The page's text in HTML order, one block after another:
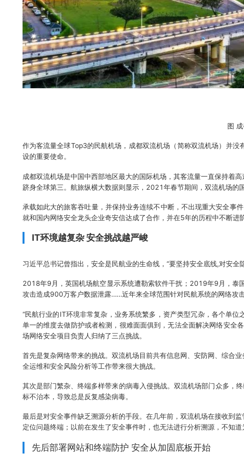
图
作为客流量全球Top3的民航机场，成都双流机场（简称双流机场）并
设的重要使命。
成都双流机场是中国中西部地区最大的国际机场，其客流量一直保持
跻身全球第三。航旅纵横大数据则显示，2021年春节期间，双流机场的
承载如此大的旅客吞吐量，并保持业务连续不中断，不出现重大安全事
就和国内网络安全龙头企业奇安信达成了合作，并在5年的历程中不断进
IT环境越复杂 安全挑战越严峻
习近平总书记曾指出，安全是民航业的生命线，“要坚持安全底线,对安
2018年9月，英国机场航空显示系统遭勒索软件干扰；2019年9月，泰
攻击造成900万客户数据泄露……近年来全球范围针对民航系统的网络攻
“民航行业的IT环境非常复杂，业务系统繁多，资产类型冗杂，各个单
单一的维度去做防护或者检测，很难面面俱到，无法全面解决网络安全
场网络安全项目负责人归纳了三点挑战。
首先是复杂网络带来的挑战。双流机场目前共有信息网、安防网、综合
全运维和安全风险分析等工作带来很大挑战。
其次是部门繁杂、终端多样带来的病毒入侵挑战。双流机场部门众多，
标不治本，导致总是反复感染病毒。
最后是对安全事件缺乏溯源分析的手段。在几年前，双流机场在接收到
定位问题终端；以前在发生了安全事件时，也无法进行分析溯源，不知道
先后部署网站和终端防护 安全从加固底板开始